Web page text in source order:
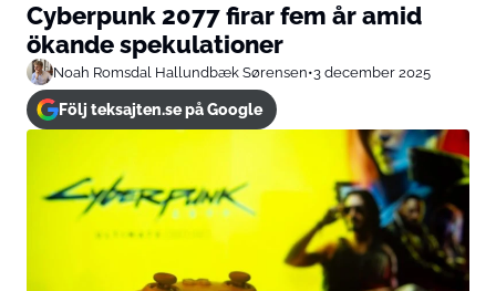
Cyberpunk 2077 firar fem år amid
ökande spekulationer
Noah Romsdal Hallundbæk Sørensen•3 december 2025
Följ teksajten.se på Google